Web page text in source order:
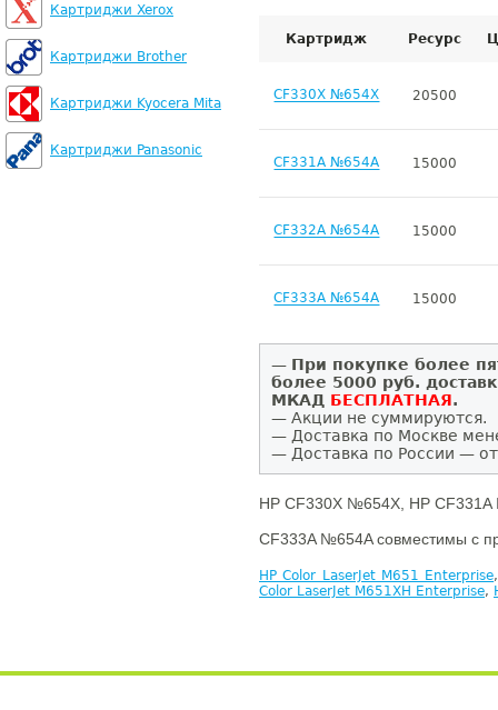
Картриджи Xerox
Картриджи Brother
Картриджи Kyocera Mita
Картриджи Panasonic
Картридж Ресурс
CF330X №654X 20500
CF331A №654A 15000
CF332A №654A 15000
CF333A №654A 15000
— При покупке более
более 5000 руб.
МКАД БЕСПЛАТНАЯ.
— Акции не суммируются.
— Доставка по Москве
— Доставка по России —
HP CF330X №654X, HP
CF333A №654A совместимы с
HP Color LaserJet M651 Enterprise
Color LaserJet M651XH Enterprise,